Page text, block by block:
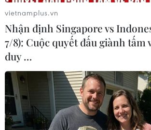
điểm quốc gia hồ Ka Pét
07/08/2026 11:24
Indonesia nỗ lực khống chế cháy
rừng tại Vườn Quốc gia Núi Bromo
07/08/2026 10:56
vietnamplus.vn
Nhận định Singapore vs
7/8): Cuộc quyết đấu giành tấm
duy …